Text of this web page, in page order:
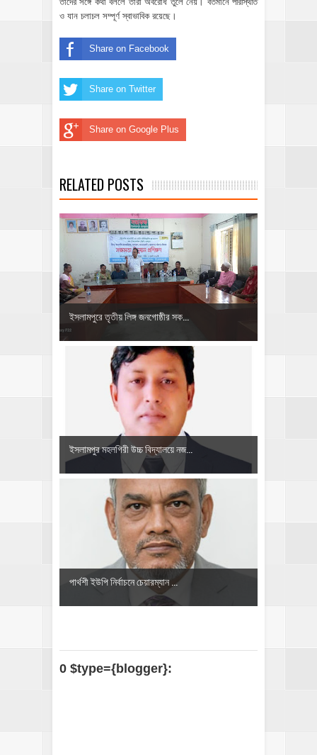
ও যান চলাচল সম্পূর্ণ স্বাভাবিক রয়েছে।
Share on Facebook
Share on Twitter
Share on Google Plus
RELATED POSTS
ইসলামপুরে তৃতীয় লিঙ্গ জনগোষ্ঠীর সক...
​ইসলামপুর মহলগিরী উচ্চ বিদ্যালয়ে নজ...
‎পার্থশী ইউপি নির্বাচনে চেয়ারম্যান ...
0 $type={blogger}: